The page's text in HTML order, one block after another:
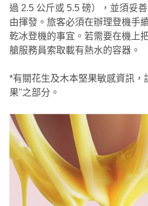
過 2.5 公斤或 5.5 磅），並須妥
由揮發。旅客必須在辦理登機手
乾冰登機的事宜。若需要在機上
艙服務員索取載有熱水的容器。
*有關花生及木本堅果敏感資訊，
果"之部分。